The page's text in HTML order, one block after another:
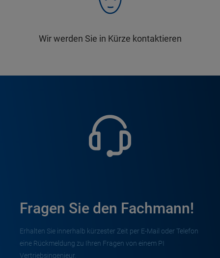
Wir werden Sie in Kürze kontaktieren
Fragen Sie den Fachmann!
Erhalten Sie innerhalb kürzester Zeit per E-Mail oder Telefon
eine Rückmeldung zu Ihren Fragen von einem PI
Vertriebsingenieur.